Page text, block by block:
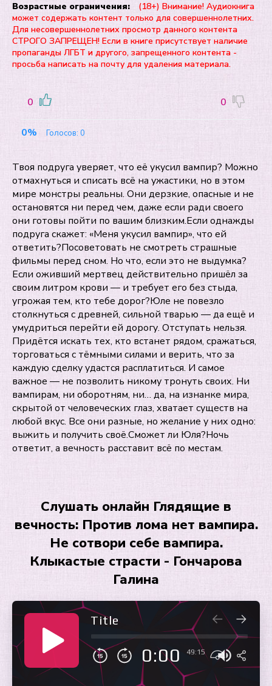
Возрастные ограничения:
(18+) Внимание! Аудиокнига
может содержать контент только для совершеннолетних.
Для несовершеннолетних просмотр данного контента
СТРОГО ЗАПРЕЩЕН! Если в книге присутствует наличие
пропаганды ЛГБТ и другого, запрещенного контента -
просьба написать на почту для удаления материала.
0 0
0% Голосов: 0
Твоя подруга уверяет, что её укусил вампир? Можно
отмахнуться и списать всё на ужастики, но в этом
мире монстры реальны. Они дерзкие, опасные и не
остановятся ни перед чем, даже если ради своего
они готовы пойти по вашим близким.Если однажды
подруга скажет: «Меня укусил вампир», что ей
ответить?Посоветовать не смотреть страшные
фильмы перед сном. Но что, если это не выдумка?
Если оживший мертвец действительно пришёл за
своим литром крови — и требует его без стыда,
угрожая тем, кто тебе дорог?Юле не повезло
столкнуться с древней, сильной тварью — да ещё и
умудриться перейти ей дорогу. Отступать нельзя.
Придётся искать тех, кто встанет рядом, сражаться,
торговаться с тёмными силами и верить, что за
каждую сделку удастся расплатиться. И самое
важное — не позволить никому тронуть своих. Ни
вампирам, ни оборотням, ни… да, на изнанке мира,
скрытой от человеческих глаз, хватает существ на
любой вкус. Все они разные, но желание у них одно:
выжить и получить своё.Сможет ли Юля?Ночь
ответит, а вечность расставит всё по местам.
Слушать онлайн Глядящие в
вечность: Против лома нет вампира.
Не сотвори себе вампира.
Клыкастые страсти - Гончарова
Галина
Title
0:00 49:15